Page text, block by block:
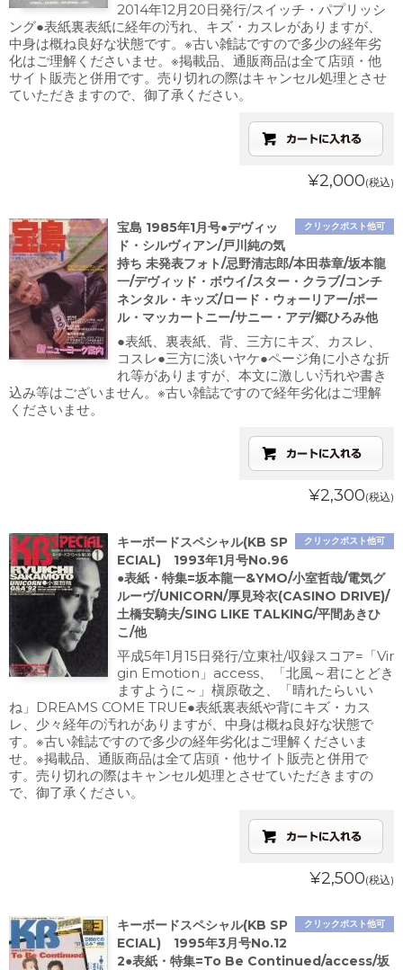
2014年12月20日発行/スイッチ・パプリッシ
ング●表紙裏表紙に経年の汚れ、キズ・カスレがありますが、
中身は概ね良好な状態です。※古い雑誌ですので多少の経年劣
化はご理解くださいませ。※掲載品、通販商品は全て店頭・他
サイト販売と併用です。売り切れの際はキャンセル処理とさせ
ていただきますので、御了承ください。
¥2,000(税込)
クリックポスト他可
宝島 1985年1月号●デヴィッ
ド・シルヴィアン/戸川純の気
持ち 未発表フォト/忌野清志郎/本田恭章/坂本龍
一/デヴィッド・ボウイ/スター・クラブ/コンチ
ネンタル・キッズ/ロード・ウォーリアー/ポー
ル・マッカートニー/サニー・アデ/郷ひろみ他
●表紙、裏表紙、背、三方にキズ、カスレ、
コスレ●三方に淡いヤケ●ページ角に小さな折
れ等がありますが、本文に激しい汚れや書き
込み等はございません。※古い雑誌ですので経年劣化はご理解
くださいませ。
¥2,300(税込)
クリックポスト他可
キーボードスペシャル(KB SP
ECIAL) 1993年1月号No.96
●表紙・特集=坂本龍一&YMO/小室哲哉/電気グ
ルーヴ/UNICORN/厚見玲衣(CASINO DRIVE)/
土橋安騎夫/SING LIKE TALKING/平間あきひ
こ/他
平成5年1月15日発行/立東社/収録スコア=「Vir
gin Emotion」access、「北風～君にとどき
ますように～」槇原敬之、「晴れたらいい
ね」DREAMS COME TRUE●表紙裏表紙や背にキズ・カス
レ、少々経年の汚れがありますが、中身は概ね良好な状態で
す。※古い雑誌ですので多少の経年劣化はご理解くださいま
せ。※掲載品、通販商品は全て店頭・他サイト販売と併用で
す。売り切れの際はキャンセル処理とさせていただきますの
で、御了承ください。
¥2,500(税込)
クリックポスト他可
キーボードスペシャル(KB SP
ECIAL) 1995年3月号No.12
2●表紙・特集=To Be Continued/access/坂